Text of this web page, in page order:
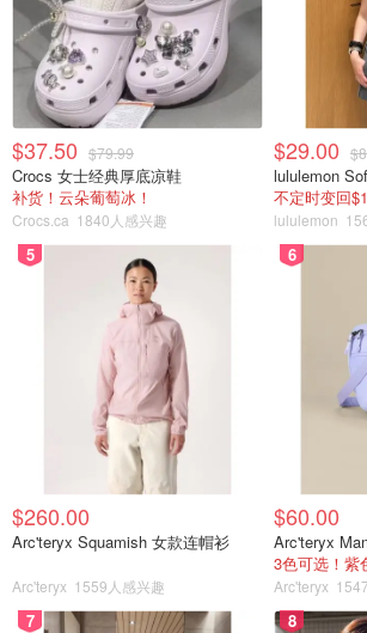
"奥兹匹克脸"（Ozempic face）是指因服用
导致体重骤减后出现的面部特征变化，主要表
凹陷，面部轮廓塌陷，皱纹和细纹更加明显。
这是由于快速减重会导致皮下脂肪层流失，而
维持皮肤紧致弹性的重要支撑。当支撑结构
类似"放气气球"的塌陷效果。算是快速减肥
$37.50 $79.99
Crocs 女士经典厚底凉鞋
补货！云朵葡萄冰！
Crocs.ca 1840人感兴趣
$29.00
不定时变回
lululemon
5
$260.00
Arc'teryx Squamish 女款连帽衫
Arc'teryx 1559人感兴趣
6
$60.00
Arc'teryx
3色可选！紫
Arc'teryx
7 8